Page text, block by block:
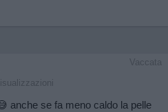
Vaccata
anche se fa meno caldo la pelle